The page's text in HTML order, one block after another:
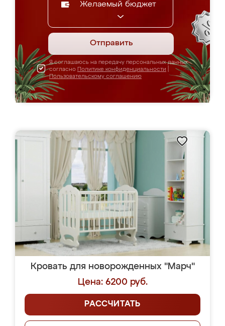
Желаемый бюджет
Отправить
Я соглашаюсь на передачу персональных данных
согласно Политике конфиденциальности
Пользовательскому соглашению
Кровать для новорожденных "Марч"
Цена: 6200 руб.
РАССЧИТАТЬ